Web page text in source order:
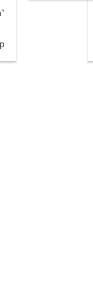
“site:persetv.com”